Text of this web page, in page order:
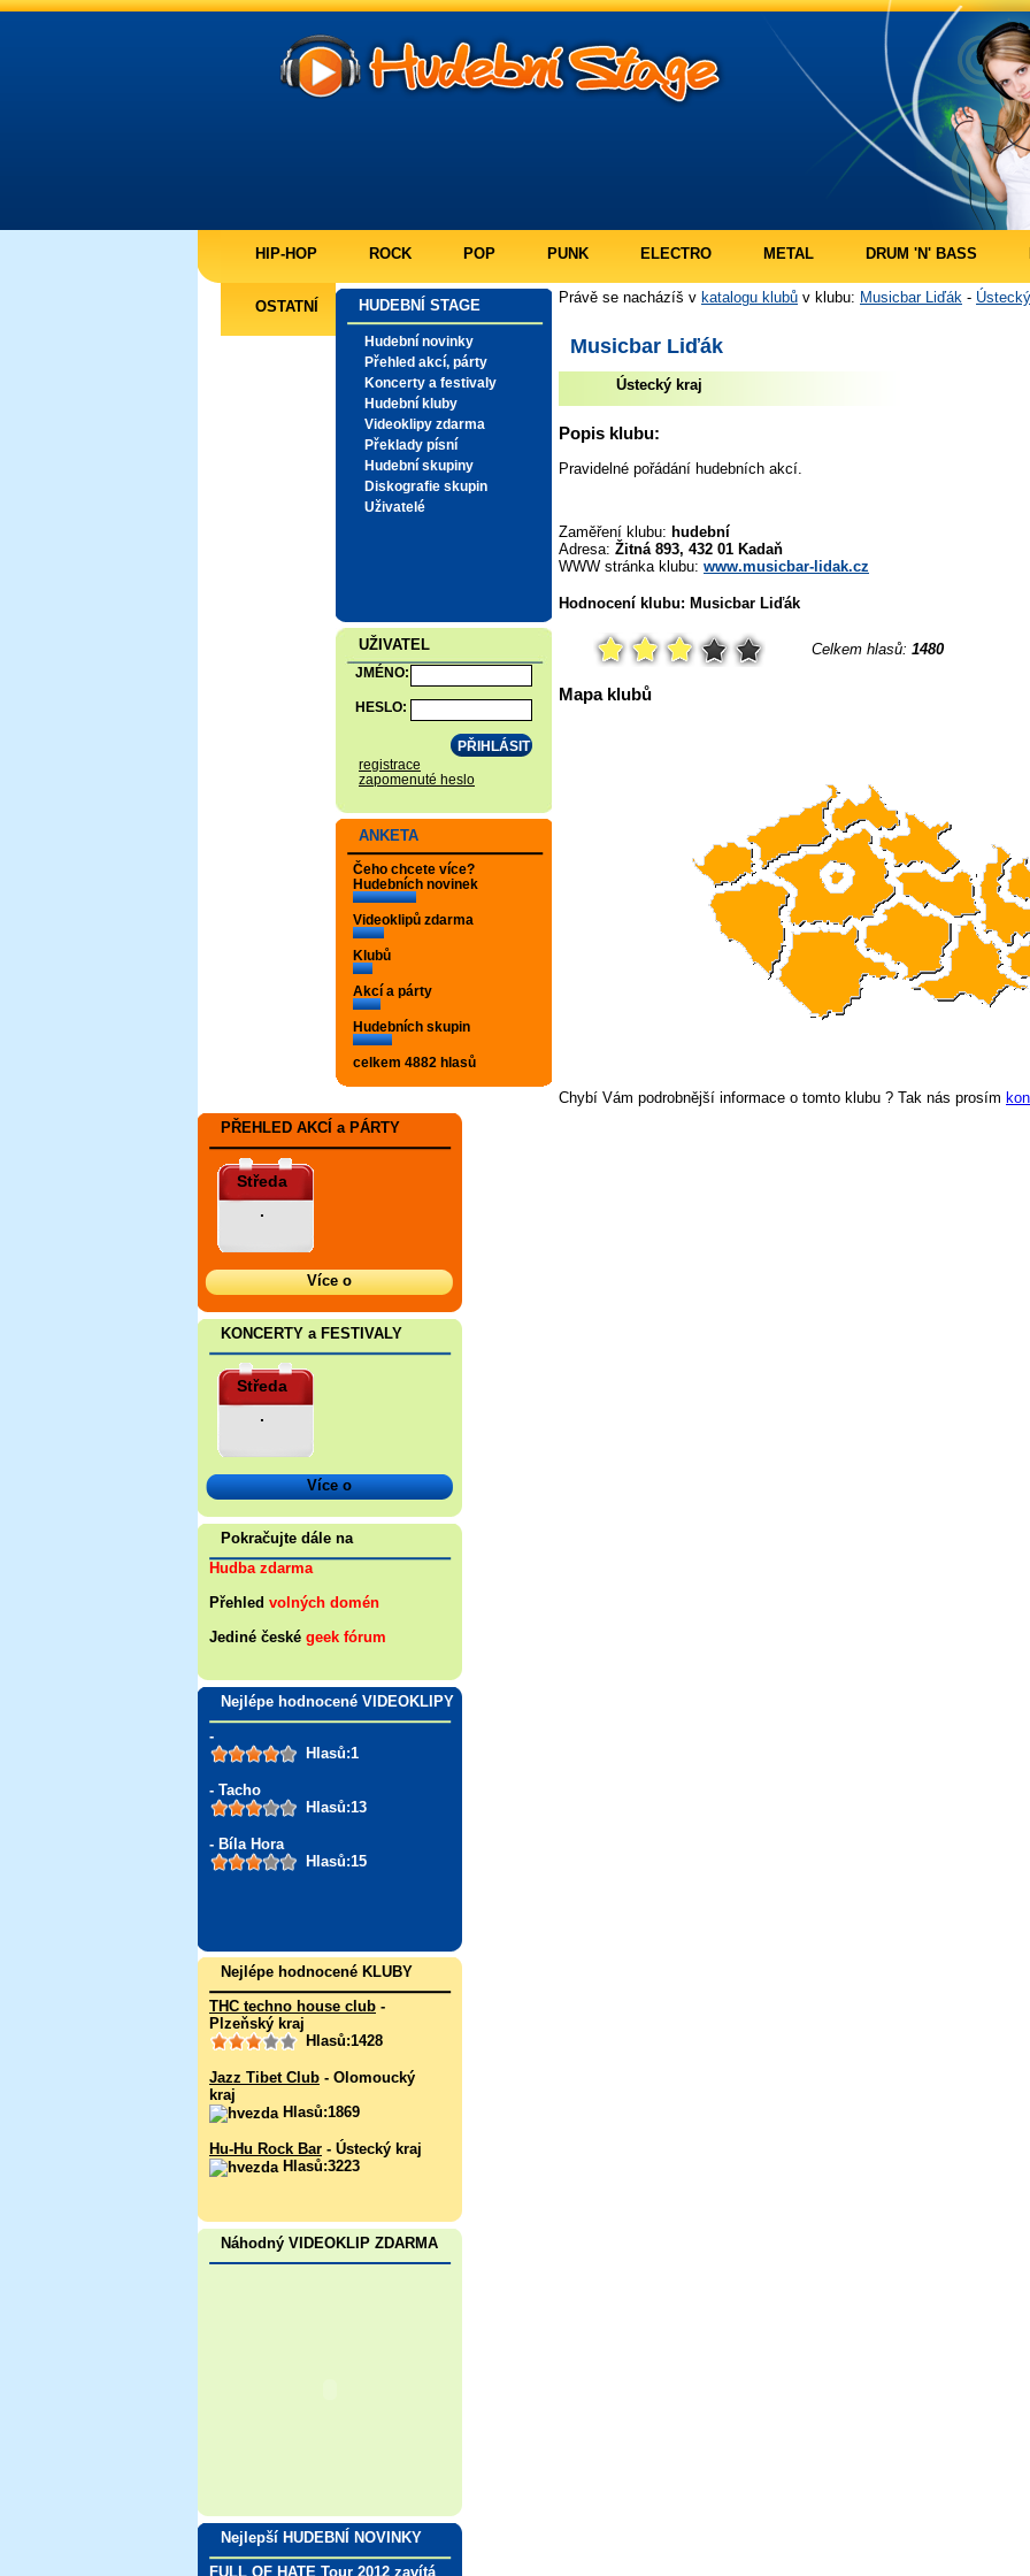
HIP-HOP ROCK POP PUNK ELECTRO METAL DRUM 'N' BASS
OSTATNÍ HUDEBNÍ STAGE
Hudební novinky
Přehled akcí, párty
Koncerty a festivaly
Hudební kluby
Videoklipy zdarma
Překlady písní
Hudební skupiny
Diskografie skupin
Uživatelé
UŽIVATEL
JMÉNO:
HESLO:
registrace
zapomenuté heslo
ANKETA
Čeho chcete více?
Hudebních novinek
Videoklipů zdarma
Klubů
Akcí a párty
Hudebních skupin
celkem 4882 hlasů
Právě se nacházíš v katalogu klubů v klubu: Musicbar Liďák -
Musicbar Liďák
Ústecký kraj
Popis klubu:
Pravidelné pořádání hudebních akcí.
Zaměření klubu: hudební
Adresa: Žitná 893, 432 01 Kadaň
WWW stránka klubu: www.musicbar-lidak.cz
Hodnocení klubu: Musicbar Liďák
Celkem hlasů: 1480
Mapa klubů
Chybí Vám podrobnější informace o tomto klubu ? Tak nás prosím
PŘEHLED AKCÍ a PÁRTY
Středa
.
Více o
KONCERTY a FESTIVALY
Středa
.
Více o
Pokračujte dále na
Hudba zdarma
Přehled volných domén
Jediné české geek fórum
Nejlépe hodnocené VIDEOKLIPY
-
Hlasů:1
- Tacho
Hlasů:13
- Bíla Hora
Hlasů:15
Nejlépe hodnocené KLUBY
THC techno house club -
Plzeňský kraj
Hlasů:1428
Jazz Tibet Club - Olomoucký
kraj
Hlasů:1869
Hu-Hu Rock Bar - Ústecký kraj
Hlasů:3223
Náhodný VIDEOKLIP ZDARMA
Nejlepší HUDEBNÍ NOVINKY
FULL OF HATE Tour 2012 zavítá